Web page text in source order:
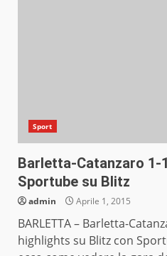
Sport
Barletta-Catanzaro 1-
Sportube su Blitz
admin Aprile 1, 2015
BARLETTA – Barletta-
highlights su Blitz con